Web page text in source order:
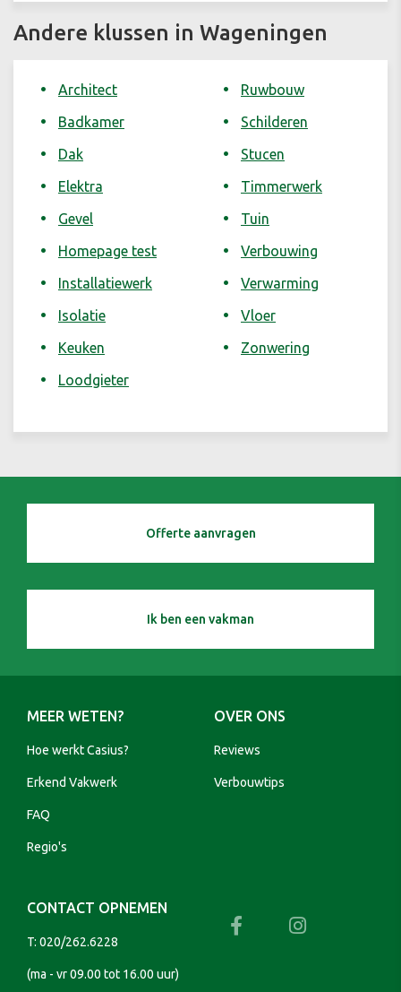
Andere klussen in Wageningen
Architect
Badkamer
Dak
Elektra
Gevel
Homepage test
Installatiewerk
Isolatie
Keuken
Loodgieter
Ruwbouw
Schilderen
Stucen
Timmerwerk
Tuin
Verbouwing
Verwarming
Vloer
Zonwering
Offerte aanvragen
Ik ben een vakman
MEER WETEN?
Hoe werkt Casius?
Erkend Vakwerk
FAQ
Regio's
OVER ONS
Reviews
Verbouwtips
CONTACT OPNEMEN
T: 020/262.6228
(ma - vr 09.00 tot 16.00 uur)